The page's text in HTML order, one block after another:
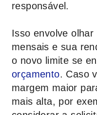
responsável.
Isso envolve
mensais e sua
o novo limite se
orçamento. Caso
margem maior
mais alta, por